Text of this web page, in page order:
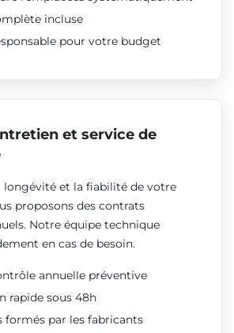
incluse
pour votre budget
et service de
longévité et la fiabilité de votre
proposons des contrats
Notre équipe technique
en cas de besoin.
annuelle préventive
rapide sous 48h
formés par les fabricants